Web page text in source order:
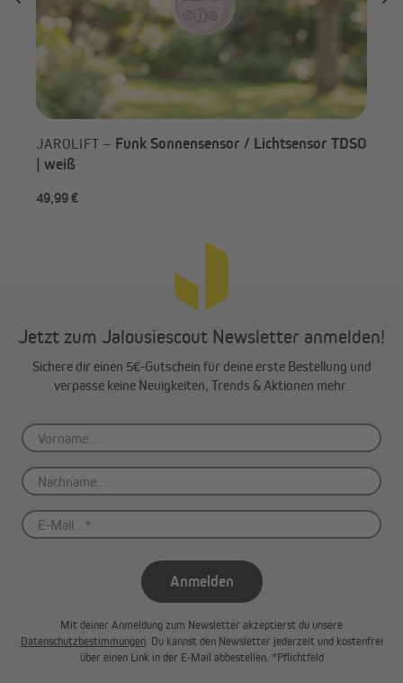
JAROLIFT – Funk Sonnensensor / Lichtsensor TDSO
| weiß
49,99 €
Jetzt zum Jalousiescout Newsletter anmelden!
Sichere dir einen 5€-Gutschein für deine erste Bestellung und
verpasse keine Neuigkeiten, Trends & Aktionen mehr.
Anmelden
Mit deiner Anmeldung zum Newsletter akzeptierst du unsere
Datenschutzbestimmungen. Du kannst den Newsletter jederzeit und kostenfrei
über einen Link in der E-Mail abbestellen. *Pflichtfeld